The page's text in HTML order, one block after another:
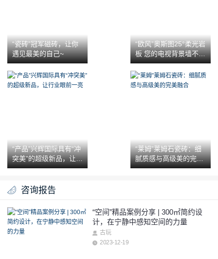
“瓷砖”冠军磁砖，让你
遇见最美的自己~
“欧风”奥斯图25°柔光岩
板 您的电视背景墙不二
之选
“产品”兴辉国际具有“冲
突美”的超级新品，让行
业眼前一亮
“莱姆”莱姆石瓷砖：细
腻质感与高级美的完美
融合
咨询报告
“空间”精品案例分享 | 300㎡简约设
计，在宁静中感知空间的力量
古玩
2023-12-19